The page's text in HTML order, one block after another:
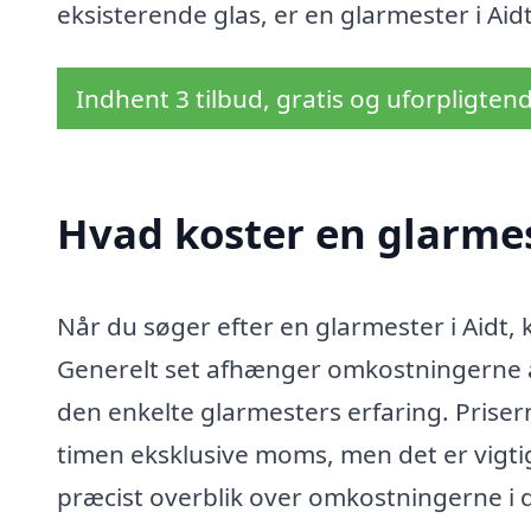
eksisterende glas, er en glarmester i
Indhent 3 tilbud, gratis og
Hvad koster en
Når du søger efter en glarmester i
Generelt set afhænger
den enkelte glarmesters erfaring.
timen eksklusive moms, men det er
præcist overblik over omkostningerne i